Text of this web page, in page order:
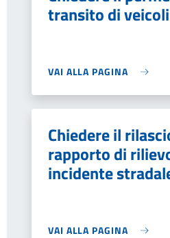
transito di
VAI ALLA PAGINA
Chiedere il
rapporto di
incidente
VAI ALLA PAGINA